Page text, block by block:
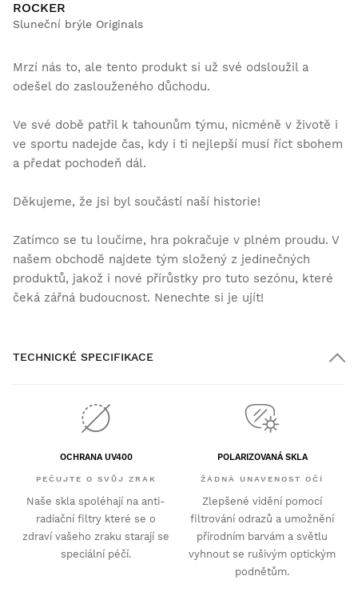
ROCKER
Sluneční brýle Originals
Mrzí nás to, ale tento produkt si už své odsloužil a
odešel do zaslouženého důchodu.
Ve své době patřil k tahounům týmu, nicméně v životě i
ve sportu nadejde čas, kdy i ti nejlepší musí říct sbohem
a předat pochodeň dál.
Děkujeme, že jsi byl součástí naší historie!
Zatímco se tu loučíme, hra pokračuje v plném proudu. V
našem obchodě najdete tým složený z jedinečných
produktů, jakož i nové přírůstky pro tuto sezónu, které
čeká zářná budoucnost. Nenechte si je ujít!
TECHNICKÉ SPECIFIKACE
OCHRANA UV400
PEČUJTE O SVŮJ ZRAK
Naše skla spoléhají na anti-
radiační filtry které se o
zdraví vašeho zraku starají se
speciální péčí.
POLARIZOVANÁ SKLA
ŽÁDNÁ UNAVENOST OČÍ
Zlepšené vidění pomocí
filtrování odrazů a umožnění
přírodním barvám a světlu
vyhnout se rušivým optickým
podnětům.